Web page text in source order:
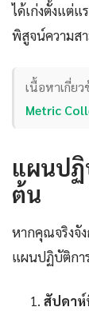
ได้เก่งตั้งแต่แ
พิสูจน์ความส
เนื้อหาเกี่ย
Metric
แผนปฏิ
ต้น
หากคุณจริงจัง
แผนปฏิบัติกา
สัปดาห์